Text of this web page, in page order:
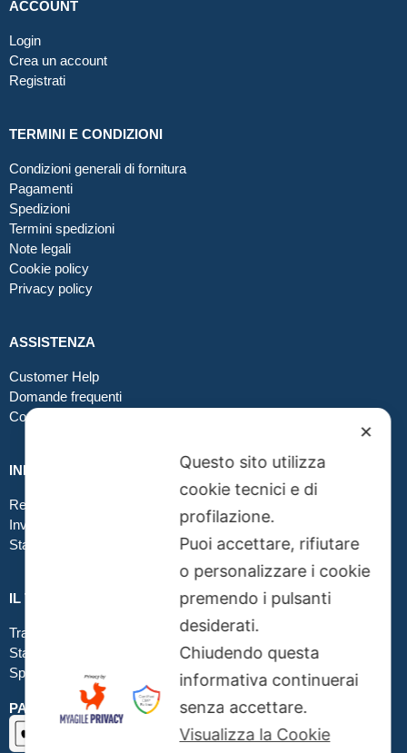
ACCOUNT
Login
Crea un account
Registrati
TERMINI E CONDIZIONI
Condizioni generali di fornitura
Pagamenti
Spedizioni
Termini spedizioni
Note legali
Cookie policy
Privacy policy
ASSISTENZA
Customer Help
Domande frequenti
Contatti
INFO GRAFICA
Realizzare file corretti
Inviare file grafici
Stampa in tessuto
IL TUO ORDINE
Traccia la tua spedizione
Stato del tuo ordine
Spedizioni
PAGAMENTI SICURI SSL
✕
Questo sito utilizza
cookie tecnici e di
profilazione.
Puoi accettare, rifiutare
o personalizzare i cookie
premendo i pulsanti
desiderati.
Chiudendo questa
informativa continuerai
senza accettare.
Visualizza la Cookie